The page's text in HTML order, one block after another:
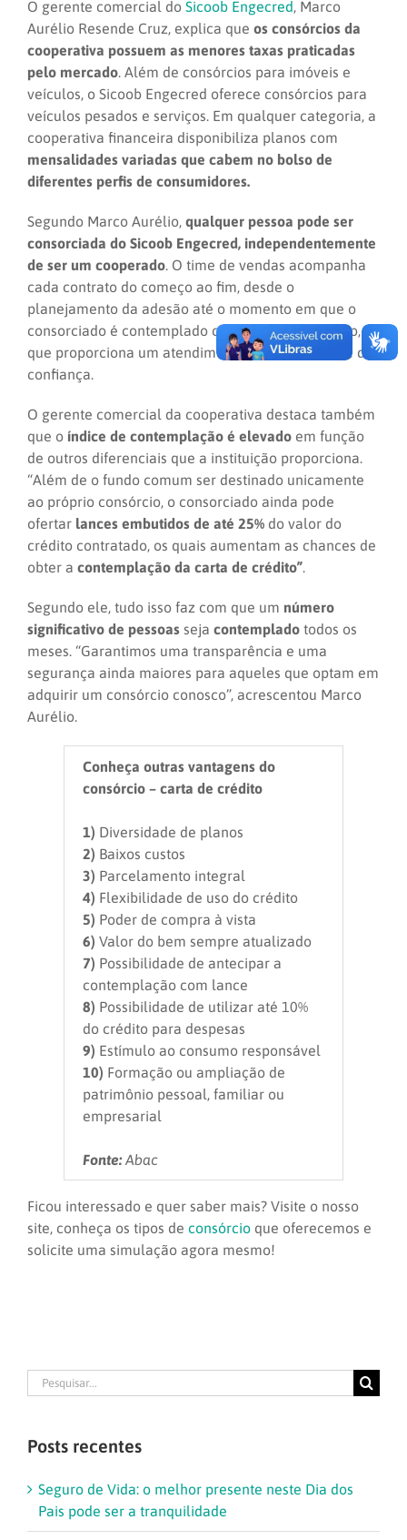
O gerente comercial do Sicoob Engecred, Marco
Aurélio Resende Cruz, explica que os consórcios da
cooperativa possuem as menores taxas praticadas
pelo mercado. Além de consórcios para imóveis e
veículos, o Sicoob Engecred oferece consórcios para
veículos pesados e serviços. Em qualquer categoria, a
cooperativa financeira disponibiliza planos com
mensalidades variadas que cabem no bolso de
diferentes perfis de consumidores.
Segundo Marco Aurélio, qualquer pessoa pode ser
consorciada do Sicoob Engecred, independentemente
de ser um cooperado. O time de vendas acompanha
cada contrato do começo ao fim, desde o
planejamento da adesão até o momento em que o
consorciado é contemplado com a carta de crédito, o
que proporciona um atendimento personalizado e de
confiança.
O gerente comercial da cooperativa destaca também
que o índice de contemplação é elevado em função
de outros diferenciais que a instituição proporciona.
“Além de o fundo comum ser destinado unicamente
ao próprio consórcio, o consorciado ainda pode
ofertar lances embutidos de até 25% do valor do
crédito contratado, os quais aumentam as chances de
obter a contemplação da carta de crédito”.
Segundo ele, tudo isso faz com que um número
significativo de pessoas seja contemplado todos os
meses. “Garantimos uma transparência e uma
segurança ainda maiores para aqueles que optam em
adquirir um consórcio conosco”, acrescentou Marco
Aurélio.
Conheça outras vantagens do
consórcio – carta de crédito
1) Diversidade de planos
2) Baixos custos
3) Parcelamento integral
4) Flexibilidade de uso do crédito
5) Poder de compra à vista
6) Valor do bem sempre atualizado
7) Possibilidade de antecipar a
contemplação com lance
8) Possibilidade de utilizar até 10%
do crédito para despesas
9) Estímulo ao consumo responsável
10) Formação ou ampliação de
patrimônio pessoal, familiar ou
empresarial
Fonte: Abac
Ficou interessado e quer saber mais? Visite o nosso
site, conheça os tipos de consórcio que oferecemos e
solicite uma simulação agora mesmo!
Buscar
resultados
Posts recentes
Seguro de Vida: o melhor presente neste Dia dos
Pais pode ser a tranquilidade